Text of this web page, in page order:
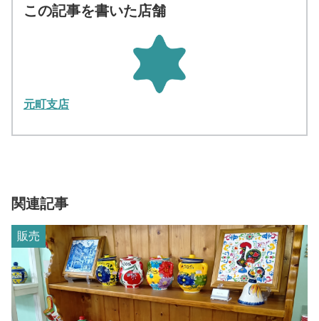
この記事を書いた店舗
元町支店
関連記事
販売